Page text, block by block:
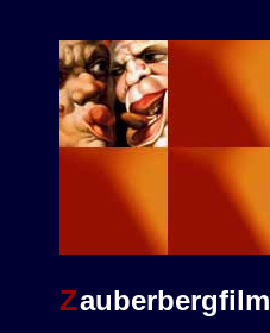
Zauberbergfilm